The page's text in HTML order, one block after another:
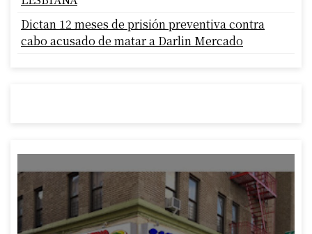
Dictan 12 meses de prisión preventiva contra
cabo acusado de matar a Darlin Mercado